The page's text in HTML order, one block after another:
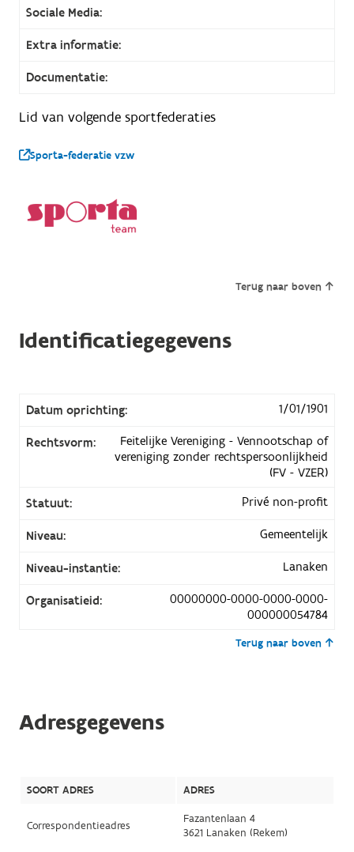
Sociale Media:
Extra informatie:
Documentatie:
Lid van volgende sportfederaties
Sporta-federatie vzw
Terug naar boven
Identificatiegegevens
Datum oprichting: 1/01/1901
Rechtsvorm:
Feitelijke Vereniging - Vennootschap of
vereniging zonder rechtspersoonlijkheid
(FV - VZER)
Statuut:
Privé non-profit
Niveau: Gemeentelijk
Niveau-instantie: Lanaken
Organisatieid:
00000000-0000-0000-0000-
000000054784
Terug naar boven
Adresgegevens
SOORT ADRES ADRES
Correspondentieadres
Fazantenlaan 4
3621 Lanaken (Rekem)